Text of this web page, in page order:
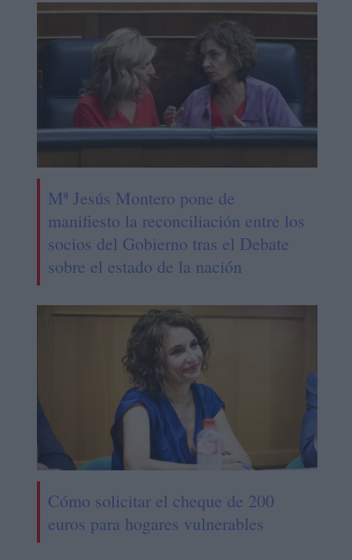
Mª Jesús Montero pone de
manifiesto la reconciliación entre los
socios del Gobierno tras el Debate
sobre el estado de la nación
Cómo solicitar el cheque de 200
euros para hogares vulnerables